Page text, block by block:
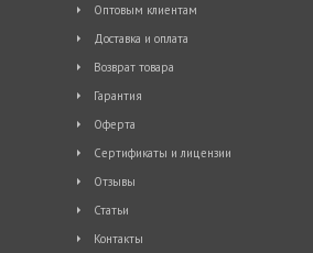
Оптовым клиентам
Доставка и оплата
Возврат товара
Гарантия
Оферта
Сертификаты и лицензии
Отзывы
Статьи
Контакты